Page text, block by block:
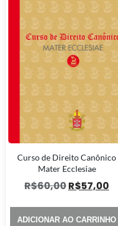
Curso de Direito Canônico
Mater Ecclesiae
R$60,00R$57,00
ADICIONAR AO CARRINHO